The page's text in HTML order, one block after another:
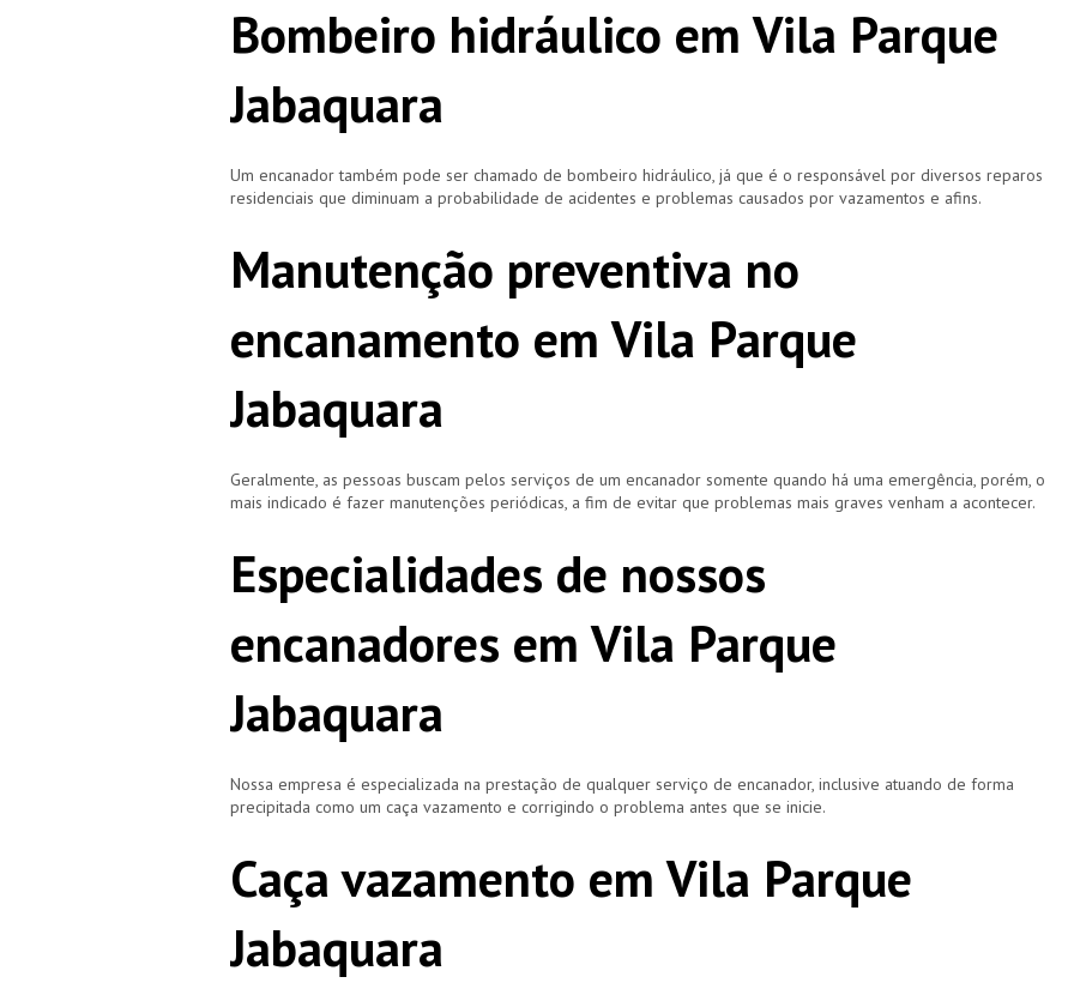
Bombeiro hidráulico em Vila Parque
Jabaquara
Um encanador também pode ser chamado de bombeiro hidráulico, já que é o responsável por diversos reparos
residenciais que diminuam a probabilidade de acidentes e problemas causados por vazamentos e afins.
Manutenção preventiva no
encanamento em Vila Parque
Jabaquara
Geralmente, as pessoas buscam pelos serviços de um encanador somente quando há uma emergência, porém, o
mais indicado é fazer manutenções periódicas, a fim de evitar que problemas mais graves venham a acontecer.
Especialidades de nossos
encanadores em Vila Parque
Jabaquara
Nossa empresa é especializada na prestação de qualquer serviço de encanador, inclusive atuando de forma
precipitada como um caça vazamento e corrigindo o problema antes que se inicie.
Caça vazamento em Vila Parque
Jabaquara